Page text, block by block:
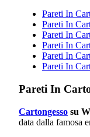
Pareti In
Pareti In
Pareti In
Pareti In
Pareti In
Pareti In
Pareti In
Cartongesso su
data dalla famosa